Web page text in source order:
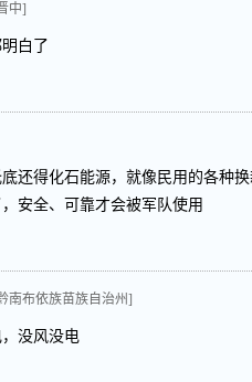
中]
白了
还得化石能源，就像民用的各种
安全、可靠才会被军队使用
南布依族苗族自治州]
没风没电